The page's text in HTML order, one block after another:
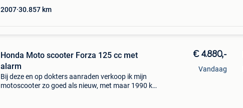
2007 30.857 km
Honda Moto scooter Forza 125 cc met
alarm
Bij deze en op dokters aanraden verkoop ik mijn
motoscooter zo goed als nieuw, met maar 1990 km
€ 4.880,-
Vandaag